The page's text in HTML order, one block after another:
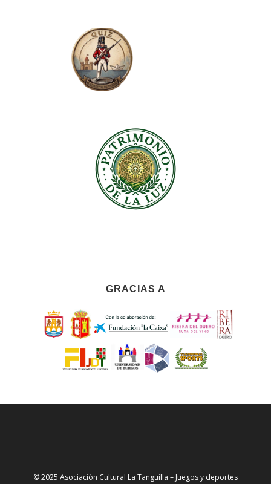
GRACIAS A
© 2025 Asociación Cultural La Tanguilla – Juegos y deportes